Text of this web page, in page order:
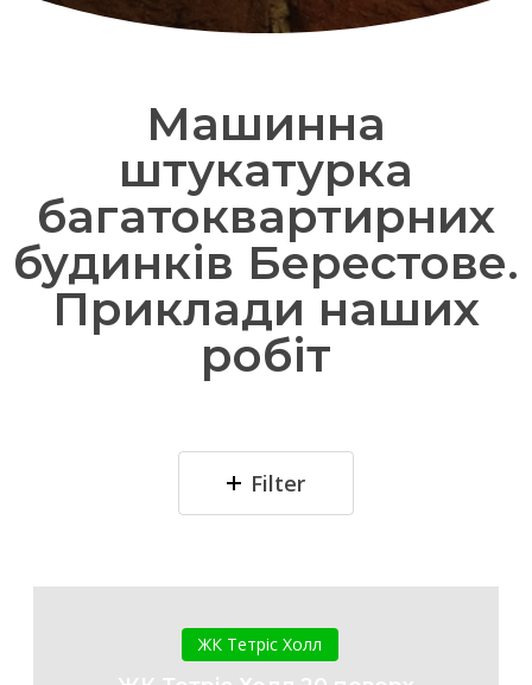
Машинна
штукатурка
багатоквартирних
будинків Берестове.
Приклади наших
робіт
Filter
Тетріс
Холл
ЖК Тетріс Холл